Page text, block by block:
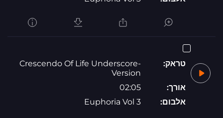
טראק:
Crescendo Of Life Underscore-
Version
אורך:
02:05
אלבום:
Euphoria Vol 3